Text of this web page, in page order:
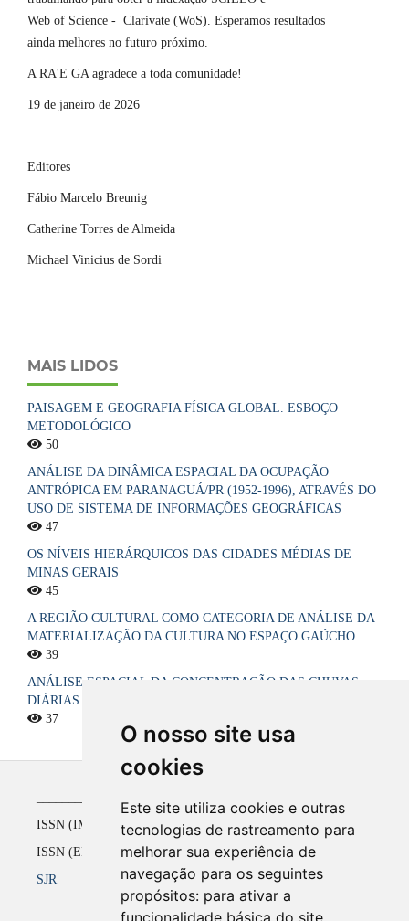
O nosso site usa
cookies
Este site utiliza cookies e outras
tecnologias de rastreamento para
melhorar sua experiência de
navegação para os seguintes
propósitos: para ativar a
funcionalidade básica do site.
Web of Science - Clarivate (WoS). Esperamos resultados
ainda melhores no futuro próximo.
A RA'E GA agradece a toda comunidade!
19 de janeiro de 2026
Editores
Fábio Marcelo Breunig
Catherine Torres de Almeida
Michael Vinicius de Sordi
MAIS LIDOS
PAISAGEM E GEOGRAFIA FÍSICA GLOBAL. ESBOÇO
METODOLÓGICO
50
ANÁLISE DA DINÂMICA ESPACIAL DA OCUPAÇÃO
ANTRÓPICA EM PARANAGUÁ/PR (1952-1996), ATRAVÉS DO
USO DE SISTEMA DE INFORMAÇÕES GEOGRÁFICAS
47
OS NÍVEIS HIERÁRQUICOS DAS CIDADES MÉDIAS DE
MINAS GERAIS
45
A REGIÃO CULTURAL COMO CATEGORIA DE ANÁLISE DA
MATERIALIZAÇÃO DA CULTURA NO ESPAÇO GAÚCHO
39
ANÁLISE ESPACIAL DA CONCENTRAÇÃO DAS CHUVAS
DIÁRIAS NO ESTADO DA PARAÍBA, BRASIL
37
ISSN (IMPRESSO) 1516-4136 até 2008
ISSN (ELETRÔNICO) 2177-2738 a partir de 2009
SJR